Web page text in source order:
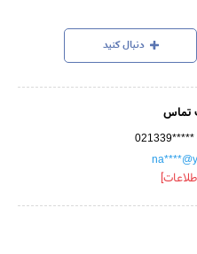
دنبال کنید
تماس
021339*****